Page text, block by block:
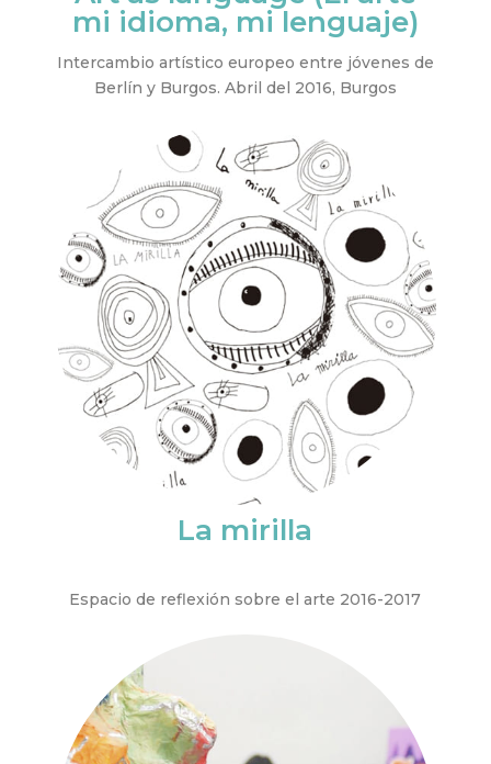
mi idioma, mi lenguaje)
Intercambio artístico europeo entre jóvenes de
Berlín y Burgos. Abril del 2016, Burgos
La mirilla
Espacio de reflexión sobre el arte 2016-2017